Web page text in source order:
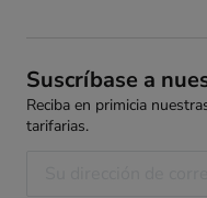
Suscríbase a
Reciba en primicia
tarifarias.